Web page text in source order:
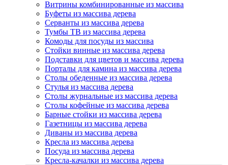
Витрины комбинированные из массива
Буфеты из массива дерева
Серванты из массива дерева
Тумбы ТВ из массива дерева
Комоды для посуды из массива
Стойки винные из массива дерева
Подставки для цветов и массива дерева
Порталы для камина из массива дерева
Столы обеденные из массива дерева
Стулья из массива дерева
Столы журнальные из массива дерева
Столы кофейные из массива дерева
Барные стойки из массива дерева
Газетницы из массива дерева
Диваны из массива дерева
Кресла из массива дерева
Посуда из массива дерева
Кресла-качалки из массива дерева